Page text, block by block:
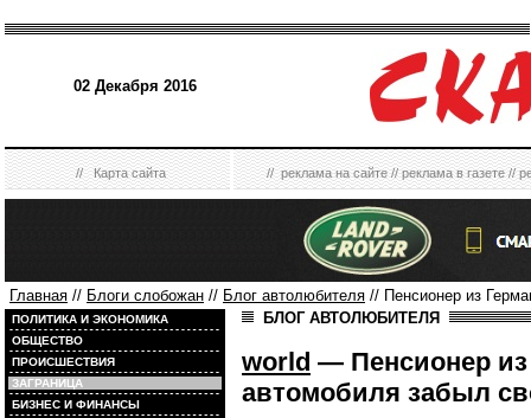
02 Декабря 2016
//Карта сайта //реклама на сайте//реклама в газете//
Главная // Блоги слобожан // Блог автолюбителя // Пенсионер из
ПОЛИТИКА И ЭКОНОМИКА
ОБЩЕСТВО
ПРОИСШЕСТВИЯ
ЗАГРАНИЦА
БИЗНЕС И ФИНАНСЫ
БЛОГ АВТОЛЮБИТЕЛЯ
world — Пенсионер из
автомобиля забыл